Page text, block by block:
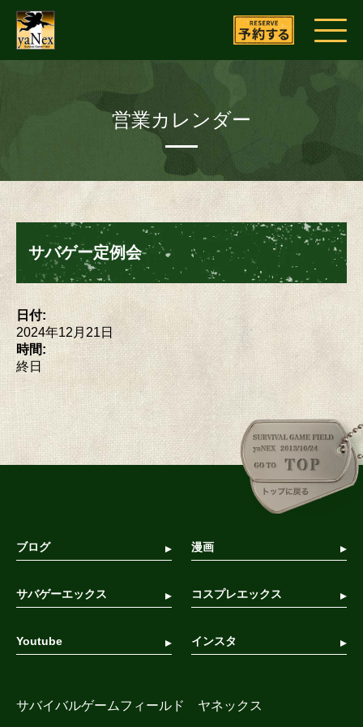
営業カレンダー
サバゲー定例会
日付:
2024年12月21日
時間:
終日
サバイバルゲームフィールド ヤネックス
ブログ 漫画
サバゲーエックス コスプレエックス
Youtube インスタ